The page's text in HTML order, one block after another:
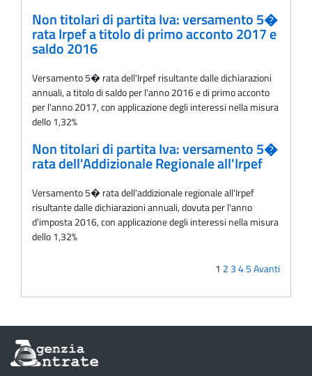
Non titolari di partita Iva: versamento 5�
rata Irpef a titolo di primo acconto 2017 e
saldo 2016
Versamento 5� rata dell'Irpef risultante dalle dichiarazioni
annuali, a titolo di saldo per l'anno 2016 e di primo acconto
per l'anno 2017, con applicazione degli interessi nella misura
dello 1,32%
Non titolari di partita Iva: versamento 5�
rata dell'Addizionale Regionale all'Irpef
Versamento 5� rata dell'addizionale regionale all'Irpef
risultante dalle dichiarazioni annuali, dovuta per l'anno
d'imposta 2016, con applicazione degli interessi nella misura
dello 1,32%
1 2 345Avanti
Informazioni
sul